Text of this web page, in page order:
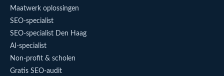
Maatwerk oplossingen
SEO-specialist
SEO-specialist Den Haag
AI-specialist
Non-profit & scholen
Gratis SEO-audit